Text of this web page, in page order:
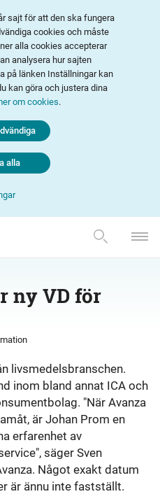
sajt för att den ska fungera
cookies och måste
alla cookies accepterar
analysera hur sajten
på länken Inställningar kan
kan göra och justera dina
om cookies.
alla
ny VD för
livsmedelsbranschen.
inom bland annat ICA och
"När Avanza
är Johan Prom en
erfarenhet av
säger Sven
Något exakt datum
är ännu inte fastställt.